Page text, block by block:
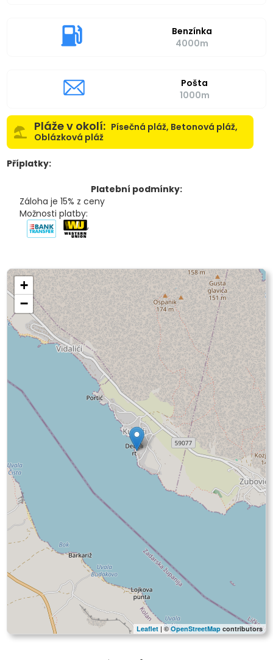
Benzínka
4000m
Pošta
1000m
Pláže v okolí: Písečná pláž, Betonová pláž,
Oblázková pláž
Příplatky:
Platební podmínky:
Záloha je 15% z ceny
Možnosti platby:
,
+
−
Leaflet | ©OpenStreetMap contributors